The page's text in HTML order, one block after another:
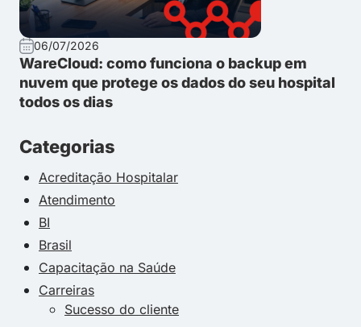
06/07/2026
WareCloud: como funciona o backup em
nuvem que protege os dados do seu hospital
todos os dias
Categorias
Acreditação Hospitalar
Atendimento
BI
Brasil
Capacitação na Saúde
Carreiras
Sucesso do cliente